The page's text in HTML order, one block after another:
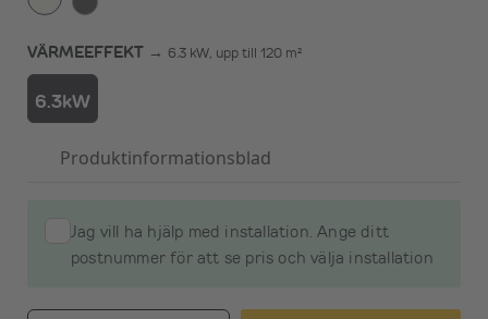
VÄRMEEFFEKT → 6.3 kW, upp till 120 m²
6.3kW
Produktinformationsblad
Jag vill ha hjälp med installation. Ange ditt
postnummer för att se pris och välja installation